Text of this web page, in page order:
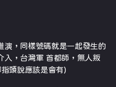
演，同樣號碼就是一起發生的
入，台灣軍 首都師，無人叛
頭說應該是會有)